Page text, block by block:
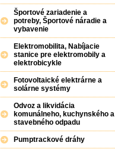
Športové zariadenie a
potreby, Športové náradie a
vybavenie
Elektromobilita, Nabíjacie
stanice pre elektromobily a
elektrobicykle
Fotovoltaické elektrárne a
solárne systémy
Odvoz a likvidácia
komunálneho, kuchynského a
stavebného odpadu
Pumptrackové dráhy